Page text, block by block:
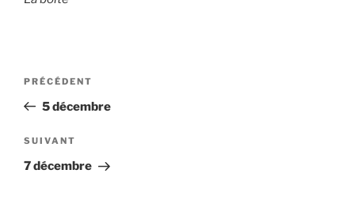
Navigation
l’article
Article
précédent
PRÉCÉDENT
5 décembre
Article
suivant
SUIVANT
7 décembre